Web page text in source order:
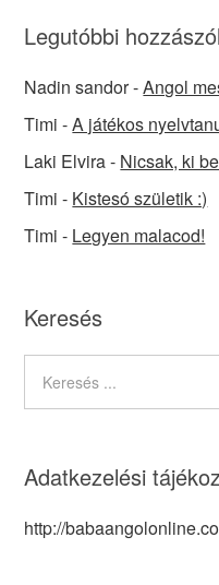
Legutóbbi
Nadin sandor-Angol
Timi -A játékos
Laki Elvira- Nicsak, ki
Timi - Kistesó születik :)
Timi - Legyen malacod!
Keresés
Adatkezelési
http://